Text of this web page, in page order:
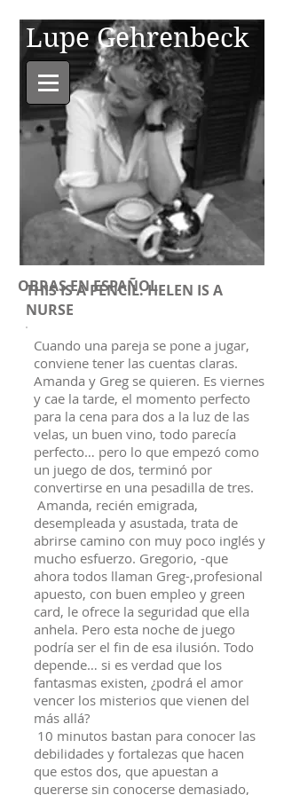
Lupe Gehrenbeck
OBRAS EN ESPAÑOL
THIS IS A PENCIL. HELEN IS A
NURSE
Cuando una pareja se pone a jugar,
conviene tener las cuentas claras.
Amanda y Greg se quieren. Es viernes
y cae la tarde, el momento perfecto
para la cena para dos a la luz de las
velas, un buen vino, todo parecía
perfecto… pero lo que empezó como
un juego de dos, terminó por
convertirse en una pesadilla de tres.
Amanda, recién emigrada,
desempleada y asustada, trata de
abrirse camino con muy poco inglés y
mucho esfuerzo. Gregorio, -que
ahora todos llaman Greg-,profesional
apuesto, con buen empleo y green
card, le ofrece la seguridad que ella
anhela. Pero esta noche de juego
podría ser el fin de esa ilusión. Todo
depende… si es verdad que los
fantasmas existen, ¿podrá el amor
vencer los misterios que vienen del
más allá?
10 minutos bastan para conocer las
debilidades y fortalezas que hacen
que estos dos, que apuestan a
quererse sin conocerse demasiado,